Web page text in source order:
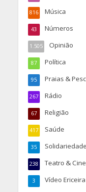
Música
816
Números
43
Opinião
1.505
Política
87
Praias &
95
Rádio
267
Religião
67
Saúde
417
Solidariedade
35
Teatro &
238
Vídeo Ericeira
3